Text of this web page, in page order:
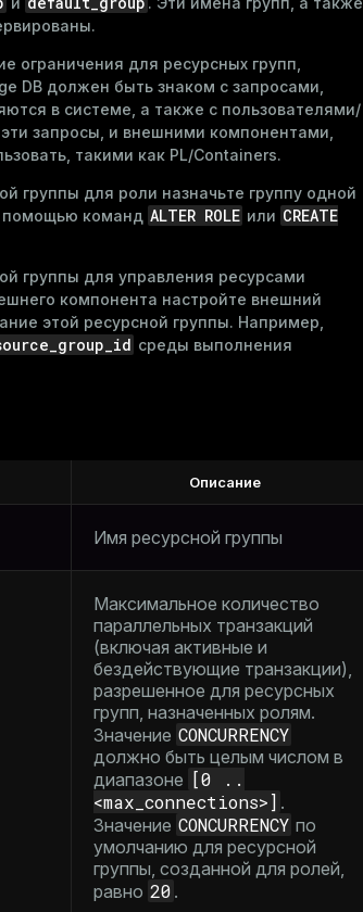
ограничения для ресурсных групп,
DB должен быть знаком с запросами,
в системе, а также с пользователями/
запросы, и внешними компонентами,
такими как PL/Containers.
группы для роли назначьте группу одной
помощью команд ALTER ROLE или CREATE
группы для управления ресурсами
компонента настройте внешний
этой ресурсной группы. Например,
среды выполнения
Описание
Имя ресурсной группы
Максимальное количество
параллельных транзакций
(включая активные и
бездействующие транзакции),
разрешенное для ресурсных
групп, назначенных ролям.
Значение CONCURRENCY
должно быть целым числом в
диапазоне [0 ..
<max_connections>] .
Значение CONCURRENCY по
умолчанию для ресурсной
группы, созданной для ролей,
равно 20 .